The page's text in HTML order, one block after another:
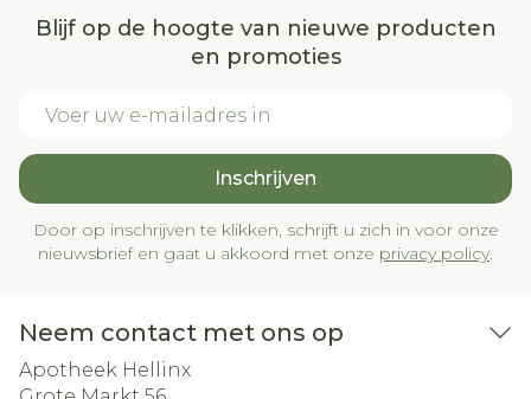
Blijf op de hoogte van nieuwe producten
en promoties
Inschrijven
Door op inschrijven te klikken, schrijft u zich in voor onze
nieuwsbrief en gaat u akkoord met onze privacy policy.
Neem contact met ons op
Apotheek Hellinx